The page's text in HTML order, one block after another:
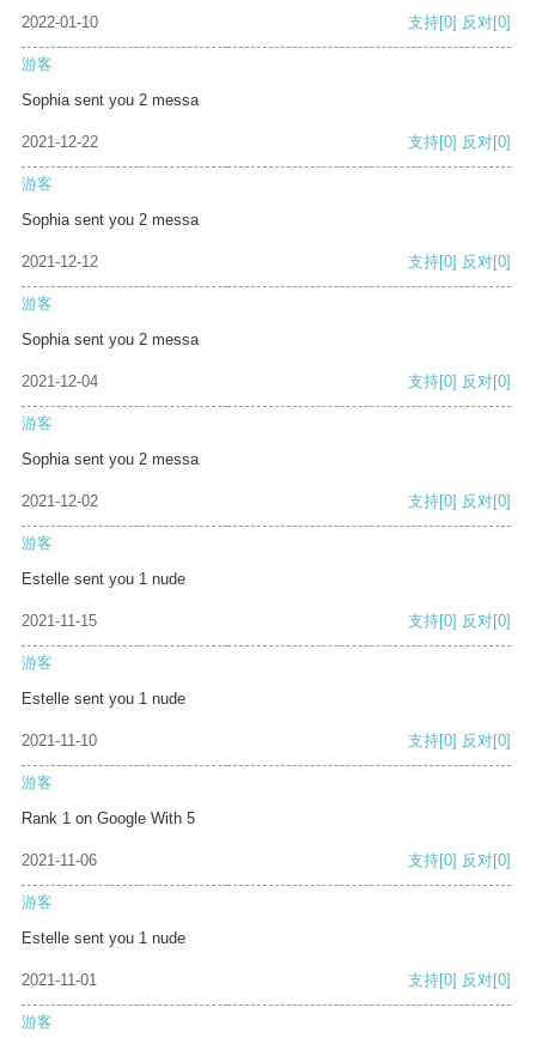
2022-01-10 支持[0] 反对[0]
游客
Sophia sent you 2 messa
2021-12-22 支持[0] 反对[0]
游客
Sophia sent you 2 messa
2021-12-12 支持[0] 反对[0]
游客
Sophia sent you 2 messa
2021-12-04 支持[0] 反对[0]
游客
Sophia sent you 2 messa
2021-12-02 支持[0] 反对[0]
游客
Estelle sent you 1 nude
2021-11-15 支持[0] 反对[0]
游客
Estelle sent you 1 nude
2021-11-10 支持[0] 反对[0]
游客
Rank 1 on Google With 5
2021-11-06 支持[0] 反对[0]
游客
Estelle sent you 1 nude
2021-11-01 支持[0] 反对[0]
游客